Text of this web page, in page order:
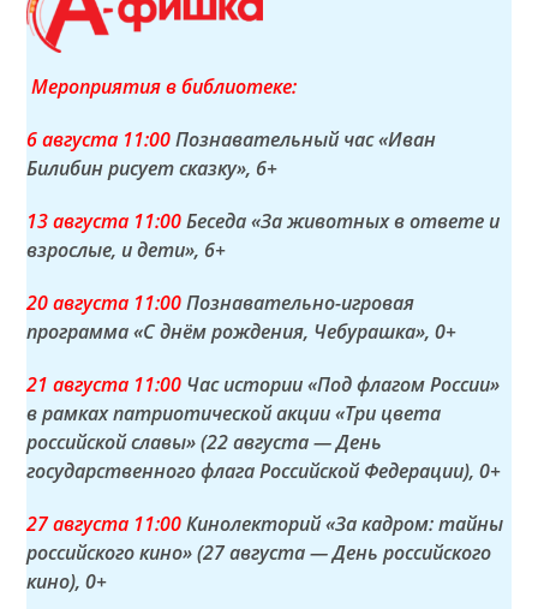
Мероприятия в библиотеке:
6 августа 11:00Познавательный час «Иван
Билибин рисует сказку», 6+
13 августа 11:00Беседа «За животных в ответе и
взрослые, и дети», 6+
20 августа 11:00Познавательно-игровая
программа «С днём рождения, Чебурашка», 0+
21 августа 11:00 Час истории «Под флагом России»
в рамках патриотической акции «Три цвета
российской славы» (22 августа — День
государственного флага Российской Федерации), 0+
27 августа 11:00Кинолекторий «За кадром: тайны
российского кино» (27 августа — День российского
кино), 0+